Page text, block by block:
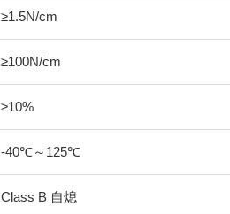
≥1.5N/cm
≥100N/cm
≥10%
-40℃～125℃
Class B 自熄